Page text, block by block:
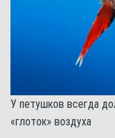
У петушков всегда
«глоток» воздуха